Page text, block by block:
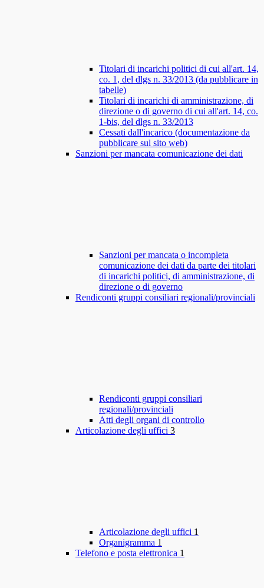
Titolari di incarichi politici di cui all'art. 14,
co. 1, del dlgs n. 33/2013 (da pubblicare in
tabelle)
Titolari di incarichi di amministrazione, di
direzione o di governo di cui all'art. 14, co.
1-bis, del dlgs n. 33/2013
Cessati dall'incarico (documentazione da
pubblicare sul sito web)
Sanzioni per mancata comunicazione dei dati
Sanzioni per mancata o incompleta
comunicazione dei dati da parte dei titolari
di incarichi politici, di amministrazione, di
direzione o di governo
Rendiconti gruppi consiliari regionali/provinciali
Rendiconti gruppi consiliari
regionali/provinciali
Atti degli organi di controllo
Articolazione degli uffici 3
Articolazione degli uffici 1
Organigramma 1
Telefono e posta elettronica 1